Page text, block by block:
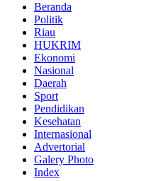
Beranda
Politik
Riau
HUKRIM
Ekonomi
Nasional
Daerah
Sport
Pendidikan
Kesehatan
Internasional
Advertorial
Galery Photo
Index